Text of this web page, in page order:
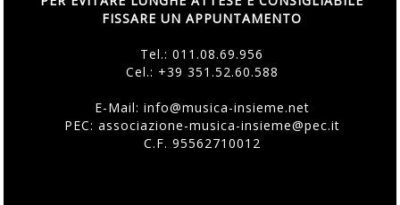
FISSARE UN APPUNTAMENTO
Tel.:011.08.69.956
Cel.: +39 351.52.60.588
E-Mail: info@musica-insieme.net
PEC: associazione-musica-insieme@pec.it
C.F. 95562710012